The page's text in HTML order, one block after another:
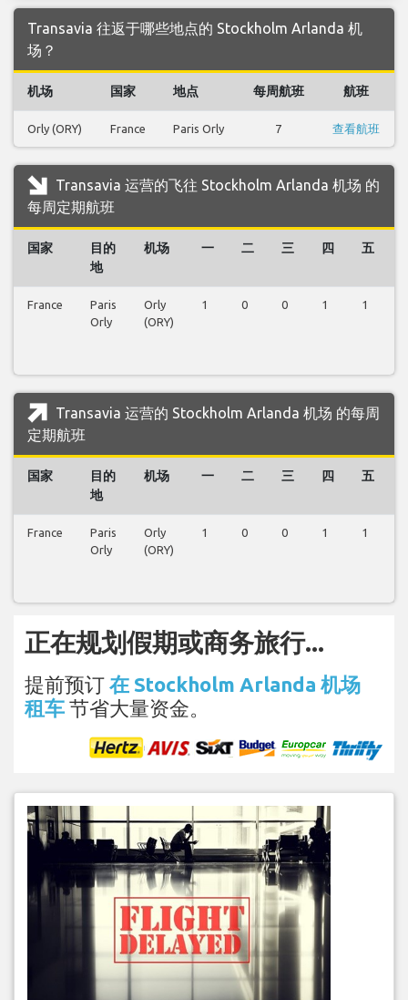
Transavia 往返于哪些地点的 Stockholm Arlanda 机
场？
机场 国家 地点 每周航班 航班
Orly (ORY) France Paris Orly 7 查看航班
Transavia 运营的飞往 Stockholm Arlanda 机场 的
每周定期航班
国家
目的
地
机场 一 二 三 四 五
France
Paris
Orly
Orly
(ORY)
1 0 0 1 1
Transavia 运营的 Stockholm Arlanda 机场 的每周
定期航班
国家
目的
地
机场 一 二 三 四 五
France
Paris
Orly
Orly
(ORY)
1 0 0 1 1
正在规划假期或商务旅行...
提前预订 在 Stockholm Arlanda 机场
租车 节省大量资金。